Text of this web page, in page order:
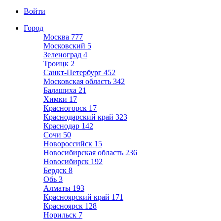
Войти
Город
Москва 777
Московский 5
Зеленоград 4
Троицк 2
Санкт-Петербург 452
Московская область 342
Балашиха 21
Химки 17
Красногорск 17
Краснодарский край 323
Краснодар 142
Сочи 50
Новороссийск 15
Новосибирская область 236
Новосибирск 192
Бердск 8
Обь 3
Алматы 193
Красноярский край 171
Красноярск 128
Норильск 7